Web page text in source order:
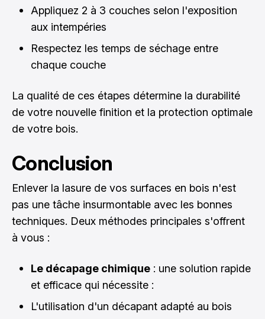
Appliquez 2 à 3 couches selon l'exposition
aux intempéries
Respectez les temps de séchage entre
chaque couche
La qualité de ces étapes détermine la durabilité
de votre nouvelle finition et la protection optimale
de votre bois.
Conclusion
Enlever la lasure de vos surfaces en bois n'est
pas une tâche insurmontable avec les bonnes
techniques. Deux méthodes principales s'offrent
à vous :
Le décapage chimique : une solution rapide
et efficace qui nécessite :
L'utilisation d'un décapant adapté au bois